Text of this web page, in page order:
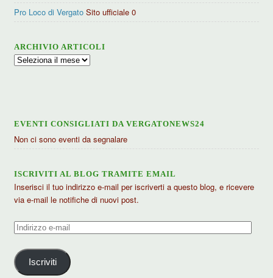
Pro Loco di Vergato Sito ufficiale 0
ARCHIVIO ARTICOLI
Archivio
EVENTI CONSIGLIATI DA VERGATONEWS24
Non ci sono eventi da segnalare
ISCRIVITI AL BLOG TRAMITE EMAIL
Inserisci il tuo indirizzo e-mail per iscriverti a questo blog, e ricevere
via e-mail le notifiche di nuovi post.
Indirizzo
mail
Iscriviti